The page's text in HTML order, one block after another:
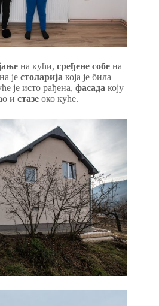
на кући, сређене собе на
је столарија која је била
је исто рађена, фасада коју
и стазе око куће.